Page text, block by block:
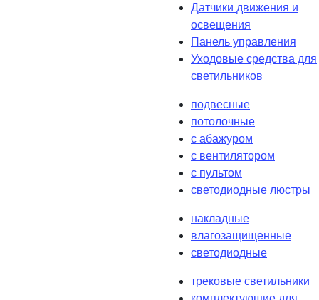
Датчики движения и
освещения
Панель управления
Уходовые средства для
светильников
подвесные
потолочные
с абажуром
с вентилятором
с пультом
светодиодные люстры
накладные
влагозащищенные
светодиодные
трековые светильники